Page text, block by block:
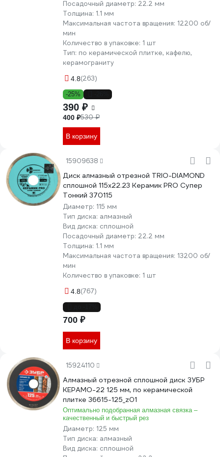
Посадочный диаметр: 22.2 мм
Толщина: 1.1 мм
Максимальная частота вращения: 12200 об/
мин
Количество в упаковке: 1 шт
Тип: по керамической плитке, кафелю,
керамограниту
4.8(263)
-25%
390 ₽
400 ₽530 ₽
В корзину
15909638
Диск алмазный отрезной TRIO-DIAMOND
сплошной 115x22.23 Керамик PRO Супер
Тонкий 370115
Диаметр: 115 мм
Тип диска: алмазный
Вид диска: сплошной
Посадочный диаметр: 22.2 мм
Толщина: 1.1 мм
Максимальная частота вращения: 13200 об/
мин
Количество в упаковке: 1 шт
4.8(767)
700 ₽
В корзину
15924110
Алмазный отрезной сплошной диск ЗУБР
КЕРАМО-22 125 мм, по керамической
плитке 36615-125_z01
Оптимально подобранная алмазная связка –
качественный и быстрый рез
Диаметр: 125 мм
Тип диска: алмазный
Вид диска: сплошной